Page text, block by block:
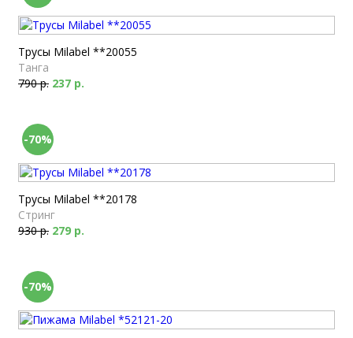
Трусы Milabel **20055
Танга
790 р. 237 р.
-70%
Трусы Milabel **20178
Стринг
930 р. 279 р.
-70%